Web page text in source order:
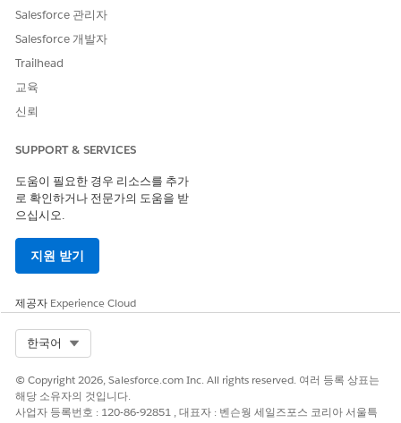
하는 것이 좋습니다.
Salesforce에서 전송된 이메일에 SPF를 구현하는 방법에는 이메일
보안 규정 준수를 활성화하거나 SPF 레코드에 Salesforce를 포함하
이메일 보안 규정 준수 활성화
이메일 보안 규정 준수는 Salesforce에서 보낸 이메일의 주소에
서 봉투를 업데이트합니다. 이 기능을 활성화하면 주소의 이메
일 머리글이 이메일 주소이지만 주소의 봉투는
orce.com이메일 주소입니다. Salesforce의 발신자 정책 프레
임워크(SPF) 레코드는 메시지 전송 에이전트(MTA)가 도메인에
서 이메일을 보내는 데 사용하는 IP를 승인합니다. Salesforce
경우에도 SPF 검사를 통과합니다.
SPF 레코드에 Salesforce 포함
Salesforce 관리자
Salesforce 개발자
Trailhead
교육
신뢰
SUPPORT & SERVICES
도움이 필요한 경우 리소스를 추가
로 확인하거나 전문가의 도움을 받
으십시오.
지원 받기
제공자 Experience Cloud
한국어
© Copyright 2026, Salesforce.com Inc. All rights reserved. 여러 등록 상표는
해당 소유자의 것입니다.
사업자 등록번호 : 120-86-92851 , 대표자 : 벤슨웡 세일즈포스 코리아 서울특